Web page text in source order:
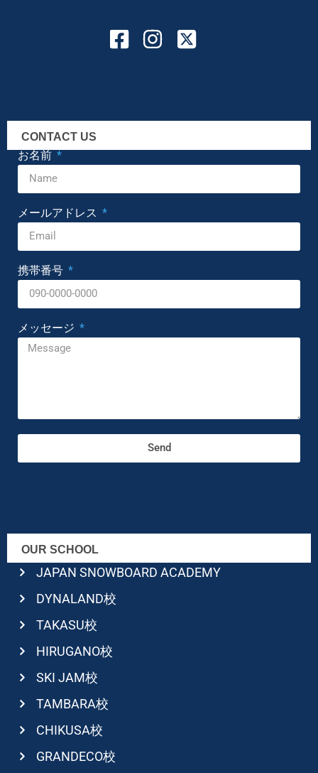
CONTACT US
お名前
メールアドレス
携帯番号
メッセージ
Send
OUR SCHOOL
JAPAN SNOWBOARD ACADEMY
DYNALAND校
TAKASU校
HIRUGANO校
SKI JAM校
TAMBARA校
CHIKUSA校
GRANDECO校